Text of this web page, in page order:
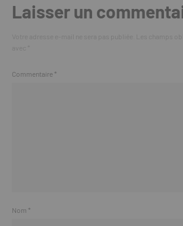
Laisser un
Commentaire *
Nom *